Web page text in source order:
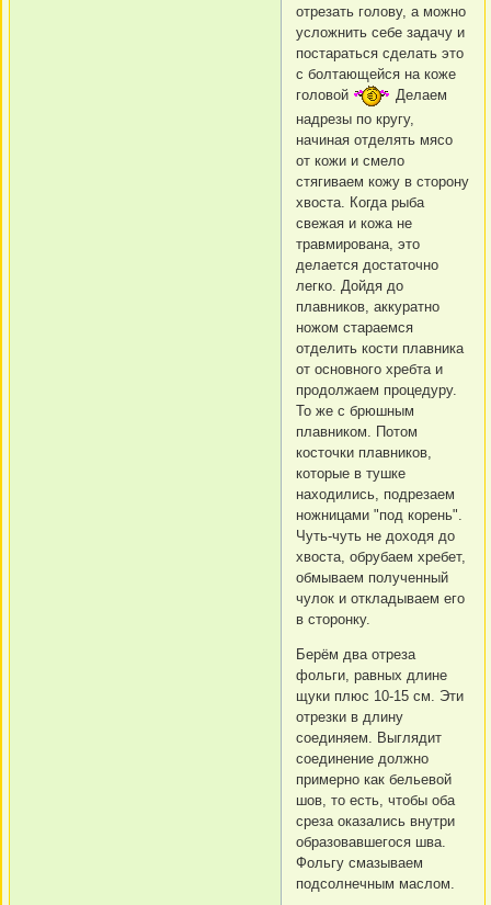
отрезать голову, а можно
усложнить себе задачу и
постараться сделать это
с болтающейся на коже
головой
Делаем
надрезы по кругу,
начиная отделять мясо
от кожи и смело
стягиваем кожу в сторону
хвоста. Когда рыба
свежая и кожа не
травмирована, это
делается достаточно
легко. Дойдя до
плавников, аккуратно
ножом стараемся
отделить кости плавника
от основного хребта и
продолжаем процедуру.
То же с брюшным
плавником. Потом
косточки плавников,
которые в тушке
находились, подрезаем
ножницами "под корень".
Чуть-чуть не доходя до
хвоста, обрубаем хребет,
обмываем полученный
чулок и откладываем его
в сторонку.
Берём два отреза
фольги, равных длине
щуки плюс 10-15 см. Эти
отрезки в длину
соединяем. Выглядит
соединение должно
примерно как бельевой
шов, то есть, чтобы оба
среза оказались внутри
образовавшегося шва.
Фольгу смазываем
подсолнечным маслом.